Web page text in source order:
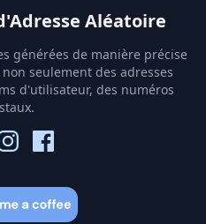
Aléatoire
générées de manière précise
seulement des adresses
d'utilisateur, des numéros